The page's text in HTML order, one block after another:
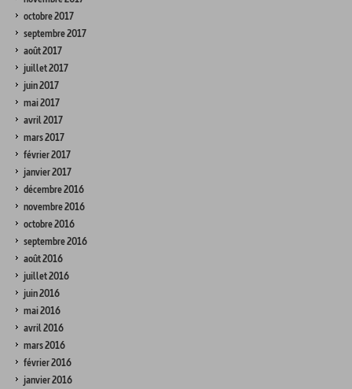
octobre 2017
septembre 2017
août 2017
juillet 2017
juin 2017
mai 2017
avril 2017
mars 2017
février 2017
janvier 2017
décembre 2016
novembre 2016
octobre 2016
septembre 2016
août 2016
juillet 2016
juin 2016
mai 2016
avril 2016
mars 2016
février 2016
janvier 2016